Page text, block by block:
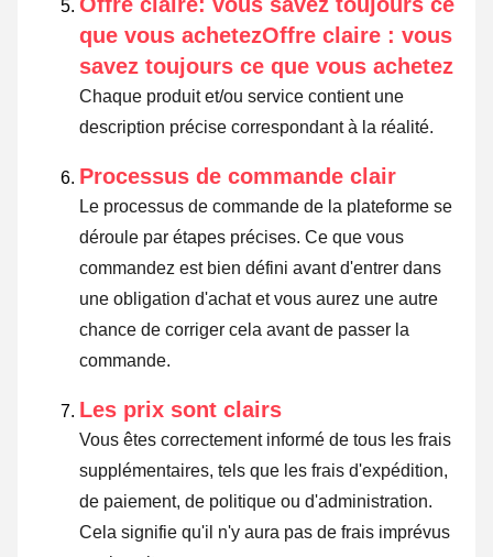
que vous achetezOffre claire : vous
savez toujours ce que vous achetez
Chaque produit et/ou service contient une
description précise correspondant à la réalité.
Processus de commande clair
Le processus de commande de la plateforme se
déroule par étapes précises. Ce que vous
commandez est bien défini avant d'entrer dans
une obligation d'achat et vous aurez une autre
chance de corriger cela avant de passer la
commande.
Les prix sont clairs
Vous êtes correctement informé de tous les frais
supplémentaires, tels que les frais d'expédition,
de paiement, de politique ou d'administration.
Cela signifie qu'il n'y aura pas de frais imprévus